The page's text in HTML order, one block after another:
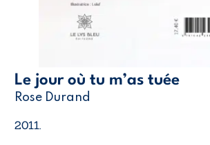
Le jour où tu m’as tuée
Rose Durand
2011.